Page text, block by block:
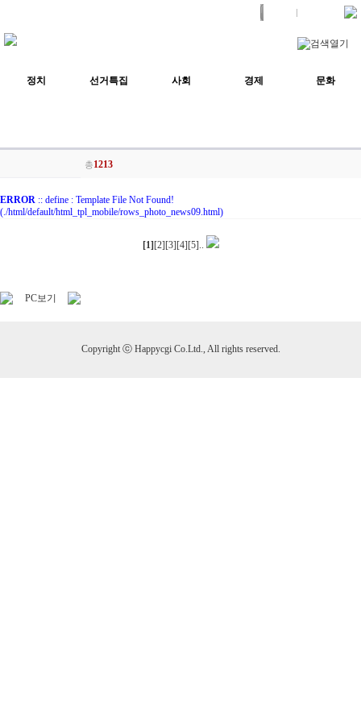
정치 선거특집 사회 경제 문화
총1213
ERROR :: define : Template File Not Found!
(./html/default/html_tpl_mobile/rows_photo_news09.html)
[1] [2][3][4][5]..
PC보기
Copyright ⓒ Happycgi Co.Ltd., All rights reserved.